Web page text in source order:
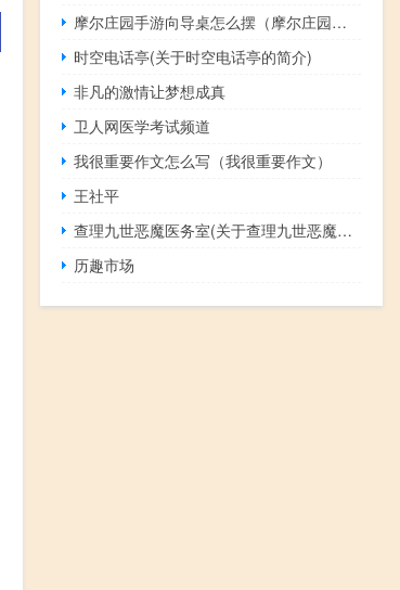
摩尔庄园手游向导桌怎么摆（摩尔庄园手游向导桌摆放方法）
时空电话亭(关于时空电话亭的简介)
非凡的激情让梦想成真
卫人网医学考试频道
我很重要作文怎么写（我很重要作文）
王社平
查理九世恶魔医务室(关于查理九世恶魔医务室的简介)
历趣市场